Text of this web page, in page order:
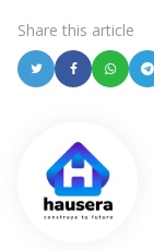
Share this article